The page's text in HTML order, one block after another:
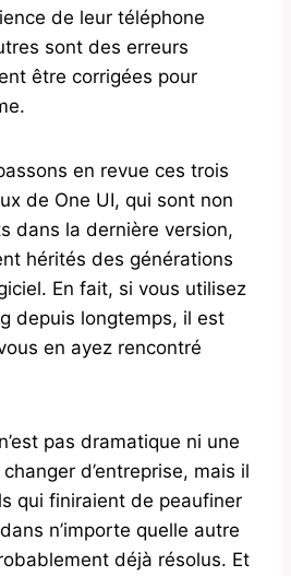
de leur téléphone
sont des erreurs
être corrigées pour
en revue ces trois
de One UI, qui sont non
dans la dernière version,
hérités des générations
En fait, si vous utilisez
depuis longtemps, il est
en ayez rencontré
pas dramatique ni une
d’entreprise, mais il
qui finiraient de peaufiner
n’importe quelle autre
déjà résolus. Et